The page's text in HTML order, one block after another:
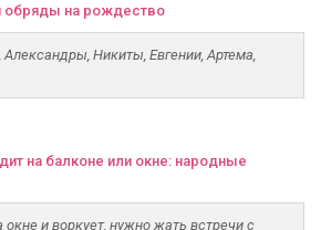
обряды на рождество
Никиты, Евгении, Артема,
на балконе или окне: народные
окне и воркует, нужно жать встречи с